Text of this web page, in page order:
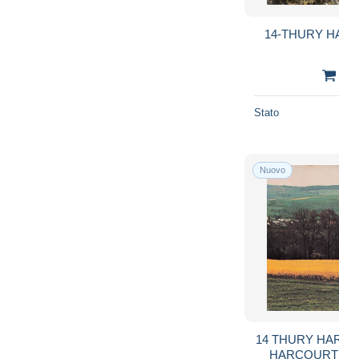
14-THURY
Stato
Nuovo
14 THURY